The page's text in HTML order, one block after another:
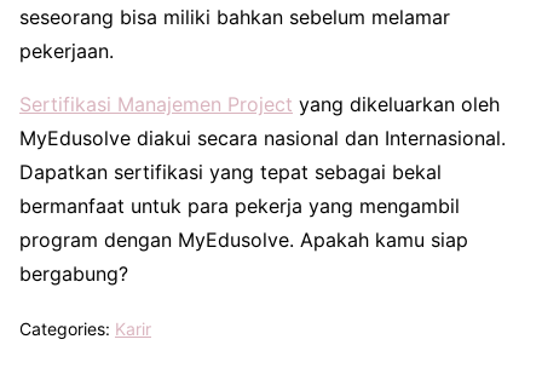
seseorang bisa miliki bahkan sebelum melamar
pekerjaan.
Sertifikasi Manajemen Project yang dikeluarkan oleh
MyEdusolve diakui secara nasional dan Internasional.
Dapatkan sertifikasi yang tepat sebagai bekal
bermanfaat untuk para pekerja yang mengambil
program dengan MyEdusolve. Apakah kamu siap
bergabung?
Categories: Karir